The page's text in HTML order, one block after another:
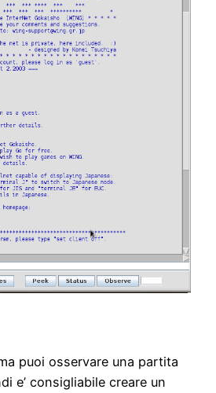
puoi osservare una partita
e’ consigliabile creare un